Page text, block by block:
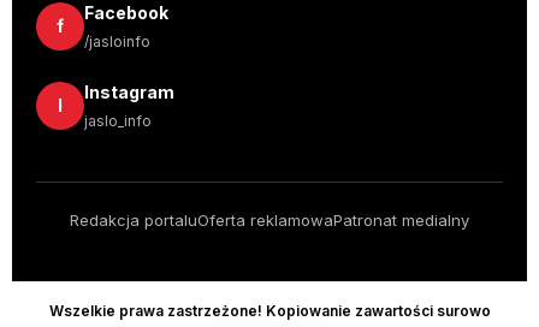
f
Facebook
/jasloinfo
I
Instagram
jaslo_info
Redakcja portaluOferta reklamowaPatronat medialny
Wszelkie prawa zastrzeżone! Kopiowanie zawartości surowo